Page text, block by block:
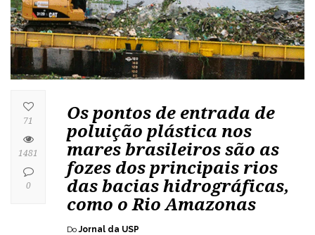
Os pontos de entrada de
poluição plástica nos
mares brasileiros são as
fozes dos principais rios
das bacias hidrográficas,
como o Rio Amazonas
DoJornal da USP
71
1481
0